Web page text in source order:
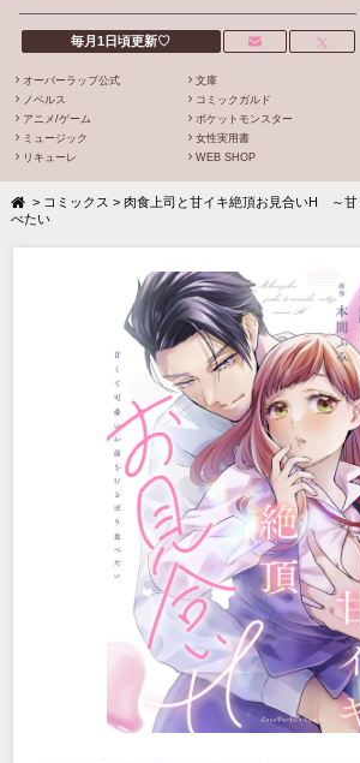
毎月1日頃更新♡
オーバーラップ公式
文庫
ノベルス
コミックガルド
アニメ/ゲーム
ポケットモンスター
ミュージック
女性実用書
リキューレ
WEB SHOP
> コミックス >肉食上司と甘イキ絶頂お見合いH ～甘
べたい